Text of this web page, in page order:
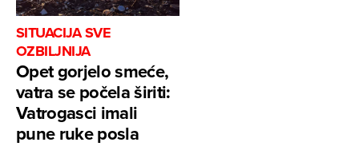
SITUACIJA SVE
OZBILJNIJA
Opet gorjelo smeće,
vatra se počela širiti:
Vatrogasci imali
pune ruke posla